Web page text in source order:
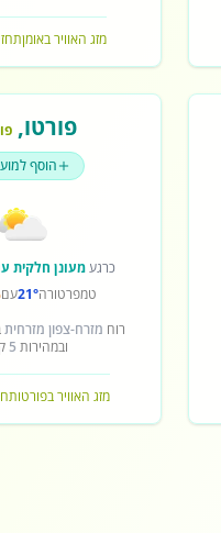
מזג האוויר באומן
פורטו,
הוסף
כרגעמעונן חלקית
טמפרטורה21°עם
רוח מזרח-צפון מזרחית
ובמהירות 5
מזג האוויר בפורטו